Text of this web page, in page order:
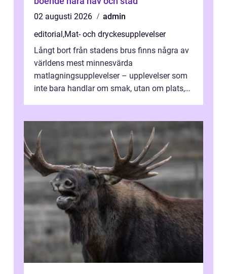
02 augusti 2026
admin
editorial,Mat- och dryckesupplevelser
Långt bort från stadens brus finns några av
världens mest minnesvärda
matlagningsupplevelser – upplevelser som
inte bara handlar om smak, utan om plats,